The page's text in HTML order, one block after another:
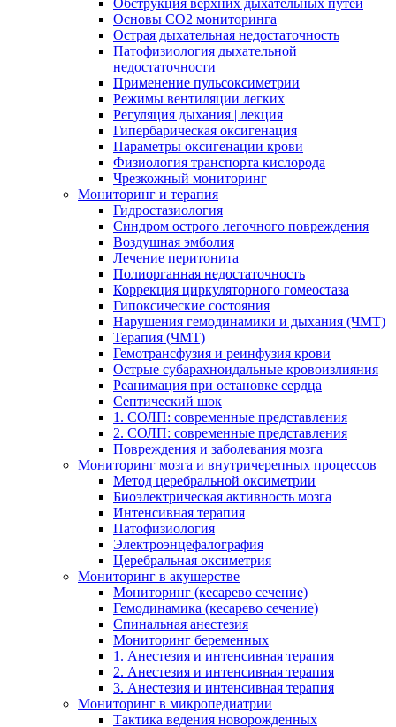
Обструкция верхних дыхательных путей
Основы СО2 мониторинга
Острая дыхательная недостаточность
Патофизиология дыхательной
недостаточности
Применение пульсоксиметрии
Режимы вентиляции легких
Регуляция дыхания | лекция
Гипербарическая оксигенация
Параметры оксигенации крови
Физиология транспорта кислорода
Чрезкожный мониторинг
Мониторинг и терапия
Гидростазиология
Cиндром острого легочного повреждения
Воздушная эмболия
Лечение перитонита
Полиорганная недостаточность
Коррекция циркуляторного гомеостаза
Гипоксические состояния
Нарушения гемодинамики и дыхания (ЧМТ)
Терапия (ЧМТ)
Гемотрансфузия и реинфузия крови
Острые субарахноидальные кровоизлияния
Реанимация при остановке сердца
Септический шок
1. СОЛП: современные представления
2. СОЛП: современные представления
Повреждения и заболевания мозга
Мониторинг мозга и внутричерепных процессов
Метод церебральной оксиметрии
Биоэлектрическая активность мозга
Интенсивная терапия
Патофизиология
Электроэнцефалография
Церебральная оксиметрия
Мониторинг в акушерстве
Мониторинг (кесарево сечение)
Гемодинамика (кесарево сечение)
Спинальная анестезия
Мониторинг беременных
1. Анестезия и интенсивная терапия
2. Анестезия и интенсивная терапия
3. Анестезия и интенсивная терапия
Мониторинг в микропедиатрии
Тактика ведения новорожденных